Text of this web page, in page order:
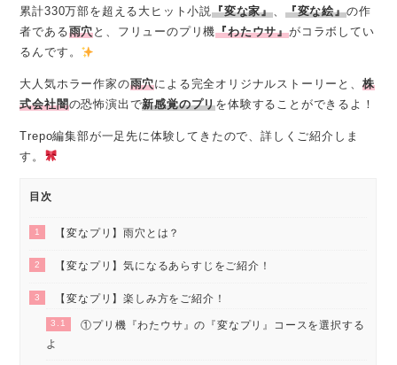
累計330万部を超える大ヒット小説『変な家』、 『変な絵』の作
者である雨穴と、フリューのプリ機『わたウサ』がコラボしてい
るんです。
大人気ホラー作家の雨穴による完全オリジナルストーリーと、 株
式会社闇の恐怖演出で新感覚のプリを体験することができるよ！
Trepo編集部が一足先に体験してきたので、詳しくご紹介しま
す。
目次
1 【変なプリ】雨穴とは？
2 【変なプリ】気になるあらすじをご紹介！
3 【変なプリ】楽しみ方をご紹介！
3.1
①プリ機『わたウサ』の『変なプリ』コースを選択する
よ